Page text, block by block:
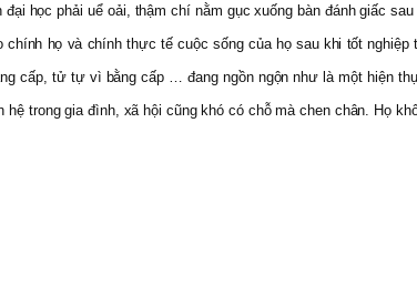
học phải uể oải, thậm chí nằm gục xuống bàn đánh giấc
họ và chính thực tế cuộc sống của họ sau khi tốt nghiệp
cấp, tử tự vì bằng cấp … đang ngồn ngộn như là một hiện
trong gia đình, xã hội cũng khó có chỗ mà chen chân. Họ